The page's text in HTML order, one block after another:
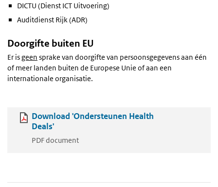
DICTU (Dienst ICT Uitvoering)
Auditdienst Rijk (ADR)
Doorgifte buiten EU
Er isgeen sprake van doorgifte van persoonsgegevens aan één
of meer landen buiten de Europese Unie of aan een
internationale organisatie.
Download 'Ondersteunen Health
Deals'
PDF document